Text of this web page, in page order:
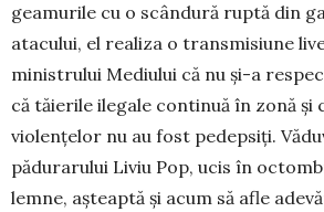
geamurile cu o scândură ruptă din
atacului, el realiza o transmisiune
ministrului Mediului că nu și-a
că tăierile ilegale continuă în zonă și
violențelor nu au fost pedepsiți.
pădurarului Liviu Pop, ucis în
lemne, așteaptă și acum să afle